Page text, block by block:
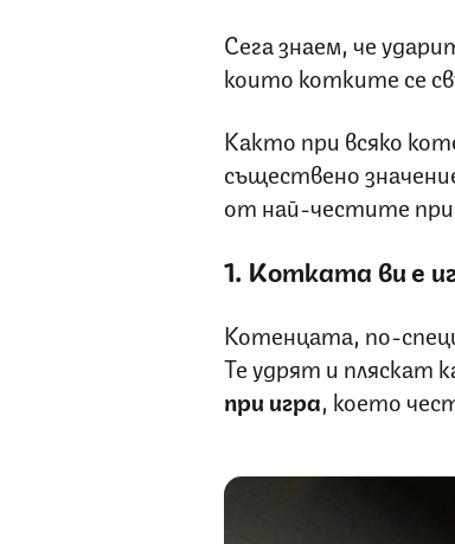
Сега знаем, че
които котките се
Както при всяко
съществено
от най-честите
1. Котката ви е
Котенцата, по-
Те удрят и пляскат
при игра, което